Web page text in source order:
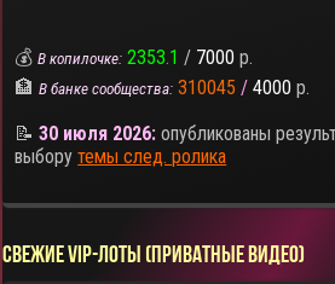
💰В копилочке: 2353.1 / 7000 р.
🏦В банке сообщества: 310045 / 4000 р.
📝30 июля 2026: опубликованы
выборутемы след. ролика
СВЕЖИЕ VIP-ЛОТЫ (ПРИВАТНЫЕ ВИДЕО)